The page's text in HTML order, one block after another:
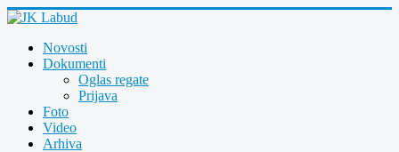
Novosti
Dokumenti
Oglas regate
Prijava
Foto
Video
Arhiva